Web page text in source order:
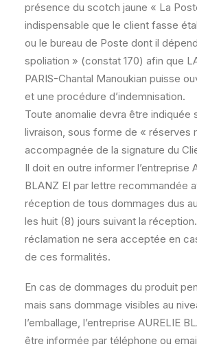
présence du scotch jaune « La
indispensable que le client fasse
ou le bureau de Poste dont il
spoliation » (constat 170) afin que
PARIS-Chantal Manoukian puisse
et une procédure d’indemnisation.
Toute anomalie devra être indiquée
livraison, sous forme de « réserves
accompagnée de la signature du
Il doit en outre informer l’entreprise
BLANZ EI par lettre recommandée
réception de tous dommages dus
les huit (8) jours suivant la
réclamation ne sera acceptée en
de ces formalités.
En cas de dommages du produit
mais sans dommage visibles au
l’emballage, l’entreprise AURELIE
être informée par téléphone ou